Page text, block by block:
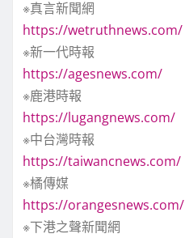
※真言新聞網
https://wetruthnews.com/
※新一代時報
https://agesnews.com/
※鹿港時報
https://lugangnews.com/
※中台灣時報
https://taiwancnews.com/
※橘傳媒
https://orangesnews.com/
※下港之聲新聞網